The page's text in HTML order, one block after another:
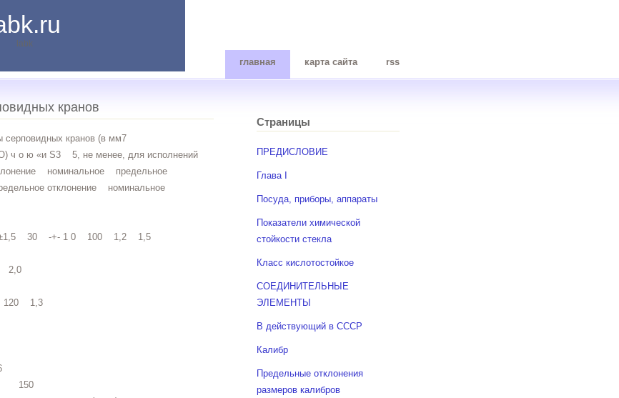
labk
главная карта сайта rss
кранов
кранов (в мм7
5, не менее, для исполнений
номинальное предельное
отклонение номинальное
30 -+- 1 0 100 1,2 1,5
1,3
150
Страницы
ПРЕДИСЛОВИЕ
Глава I
Посуда, приборы, аппараты
Показатели химической
стойкости стекла
Класс кислотостойкое
СОЕДИНИТЕЛЬНЫЕ
ЭЛЕМЕНТЫ
В действующий в СССР
Калибр
Предельные отклонения
размеров калибров